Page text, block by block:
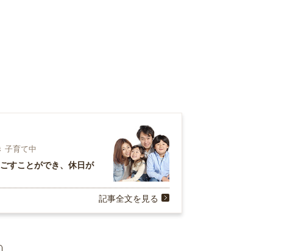
子育て中
すことができ、休日が
記事全文を見る